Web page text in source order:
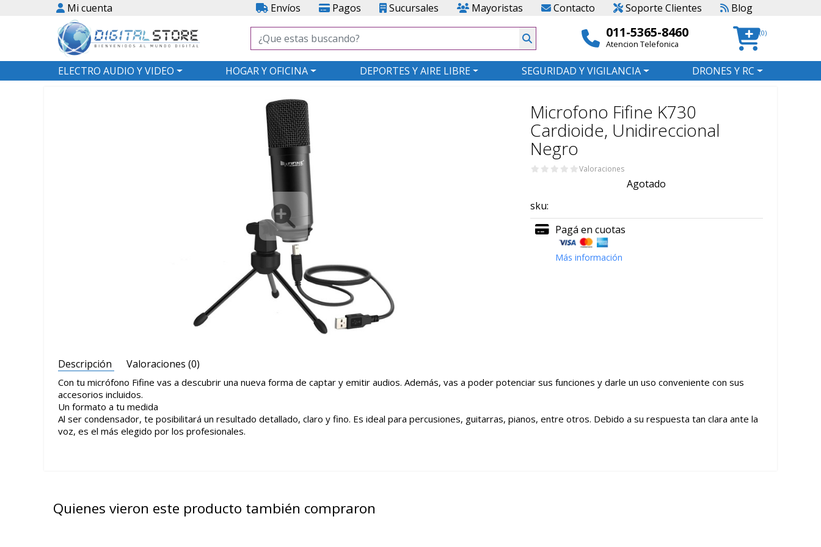
Mi cuenta Envíos Pagos Sucursales Mayoristas Contacto Soporte Clientes Blog
011-5365-8460
Atencion Telefonica
(0)
ELECTRO AUDIO Y VIDEO HOGAR Y OFICINA DEPORTES Y AIRE LIBRE SEGURIDAD Y VIGILANCIA DRONES Y RC
Microfono Fifine K730
Cardioide, Unidireccional
Negro
Valoraciones
Agotado
sku:
Pagá en cuotas
Más información
Descripción Valoraciones (0)
Con tu micrófono Fifine vas a descubrir una nueva forma de captar y emitir audios. Además, vas a poder potenciar sus funciones y darle un uso conveniente con sus
accesorios incluidos.
Un formato a tu medida
Al ser condensador, te posibilitará un resultado detallado, claro y fino. Es ideal para percusiones, guitarras, pianos, entre otros. Debido a su respuesta tan clara ante la
voz, es el más elegido por los profesionales.
Quienes vieron este producto también compraron